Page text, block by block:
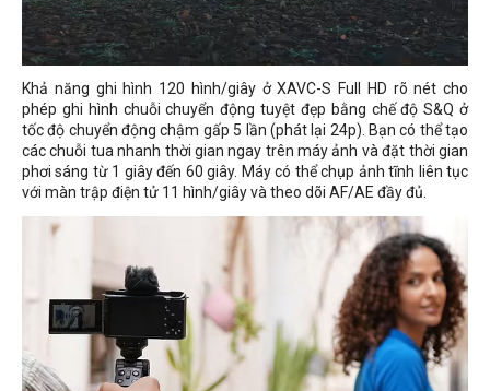
Khả năng ghi hình 120 hình/giây ở XAVC-S Full HD rõ nét cho
phép ghi hình chuỗi chuyển động tuyệt đẹp bằng chế độ S&Q ở
tốc độ chuyển động chậm gấp 5 lần (phát lại 24p). Bạn có thể tạo
các chuỗi tua nhanh thời gian ngay trên máy ảnh và đặt thời gian
phơi sáng từ 1 giây đến 60 giây. Máy có thể chụp ảnh tĩnh liên tục
với màn trập điện tử 11 hình/giây và theo dõi AF/AE đầy đủ.